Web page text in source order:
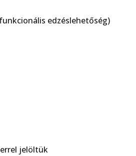
edzéslehetőség)
jelöltük